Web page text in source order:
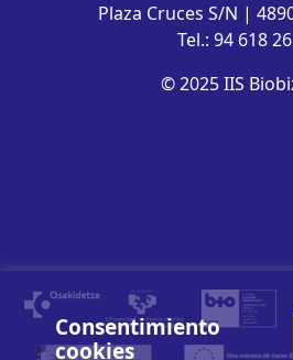
Plaza Cruces S/N |
Tel.: 94 618
© 2025 IIS
Consentimiento
cookies